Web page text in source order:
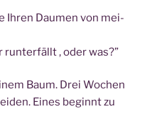
Ihren Dau­men von mei­
run­ter­fällt , oder was?”
Baum. Drei Wochen
Eines beginnt zu